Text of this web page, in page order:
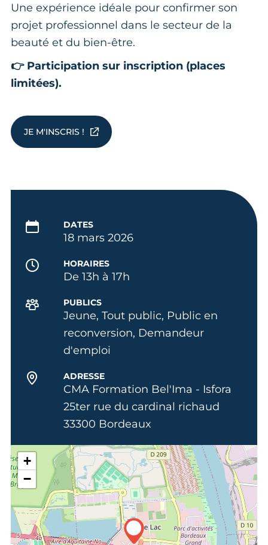
Une expérience idéale pour confirmer son
projet professionnel dans le secteur de la
beauté et du bien-être.
👉 Participation sur inscription (places
limitées).
JE M'INSCRIS !
DATES
18 mars 2026
HORAIRES
De 13h à 17h
PUBLICS
Jeune, Tout public, Public en
reconversion, Demandeur
d'emploi
ADRESSE
CMA Formation Bel'Ima - Isfora
25ter rue du cardinal richaud
33300 Bordeaux
+
−